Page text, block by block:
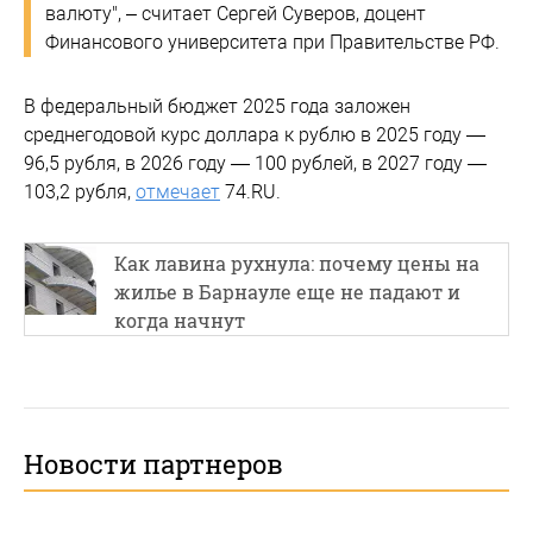
валюту", – считает Сергей Суверов, доцент
Финансового университета при Правительстве РФ.
В федеральный бюджет 2025 года заложен
среднегодовой курс доллара к рублю в 2025 году —
96,5 рубля, в 2026 году — 100 рублей, в 2027 году —
103,2 рубля, отмечает 74.RU.
Как лавина рухнула: почему цены на
жилье в Барнауле еще не падают и
когда начнут
Новости партнеров